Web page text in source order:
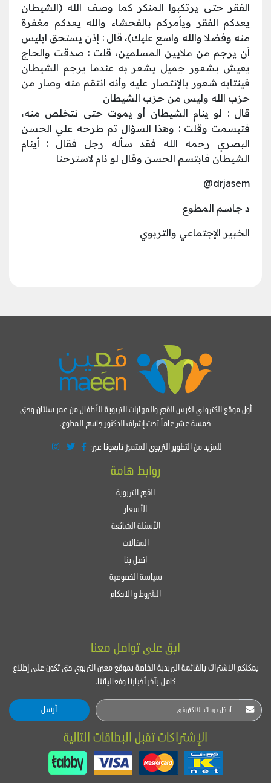
الفقر حتى يرتكبوا المنكر كما وصف الله (الشيطان
يعدكم الفقر ويأمركم بالفحشاء والله يعدكم مغفرة
منه وفضلا والله واسع عليك)، قال : إذن يستحق ابليس
أن يرجم من ملايين المسلمين، قلت : صدقت والحاج
يعيش بشعور جميل يشعر به عندما يرجم الشيطان
فينتابه شعور بالإنتصار عليه وأنه انتقم منه وصار من
حزب الله وليس من حزب الشيطان
قال : لو ينام الشيطان أو يموت حتى نتخلص منه،
فتبسمت وقلت : وهذا السؤال تم طرحه علي الحسن
البصري رحمه الله فقد سأله رجل فقال : أينام
الشيطان فابتسم الحسن وقال لو نام لاسترحنا
@drjasem
د جاسم المطوع
الخبير الإجتماعي والتربوي
أول موقع الكتروني لغرس القيم والمهارات التربوية للأطفال من عمر سنتان وحتى
خمسة عشر عاماً تحت إشراف الدكتور جاسم المطوع.
للمزيد من التطوير التربوي المتميز تابعونا عبر:
روابط هامة
القيم التربوية
الأسعار
الأسئلة الشائعة
المقالات
اتصل بنا
سياسة الخصوصية
الشروط و الاحكام
ابق على تواصل معنا
يمكنكم الاشتراك بالقائمة البريدية الخاصة بموقع معين التربوي حتى تكون على إطلاع
كامل بآخر أخبارنا وفعالياتنا.
أرسل
الإشتراكات تقبل البطاقات التالية